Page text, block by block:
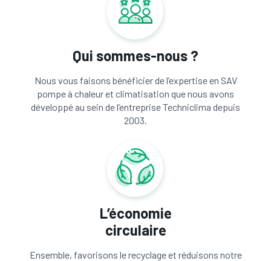
Qui sommes-nous ?
Nous vous faisons bénéficier de l’expertise en SAV
pompe à chaleur et climatisation que nous avons
développé au sein de l’entreprise Techniclima depuis
2003.
L’économie
circulaire
Ensemble, favorisons le recyclage et réduisons notre